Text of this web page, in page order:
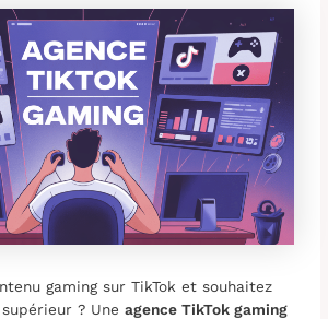
gaming sur TikTok et souhaitez
supérieur ? Uneagence TikTok gaming